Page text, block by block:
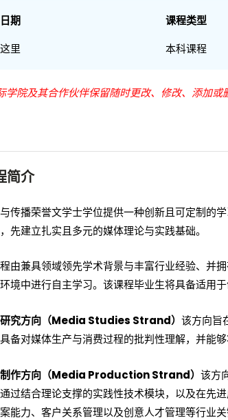
期 课程类型
里
本科课程
学院及其合作伙伴保留随时更改、修改、添加
简介
传播荣誉文学士学位提供一种创新且可定制的
先建立扎实且多元的媒体理论与实践基础。
由兼具领域领先学术背景与丰富行业经验、并
境中进行自主学习。该课程毕业生将具备适用
究方向（Media Studies Strand） 该方向旨
备对媒体生产与消费过程的批判性理解，并能
作方向（Media Production Strand） 该方
过结合理论支撑的实践性技术模块，以及在先
能力、客户关系管理以及创意人才管理等行业关